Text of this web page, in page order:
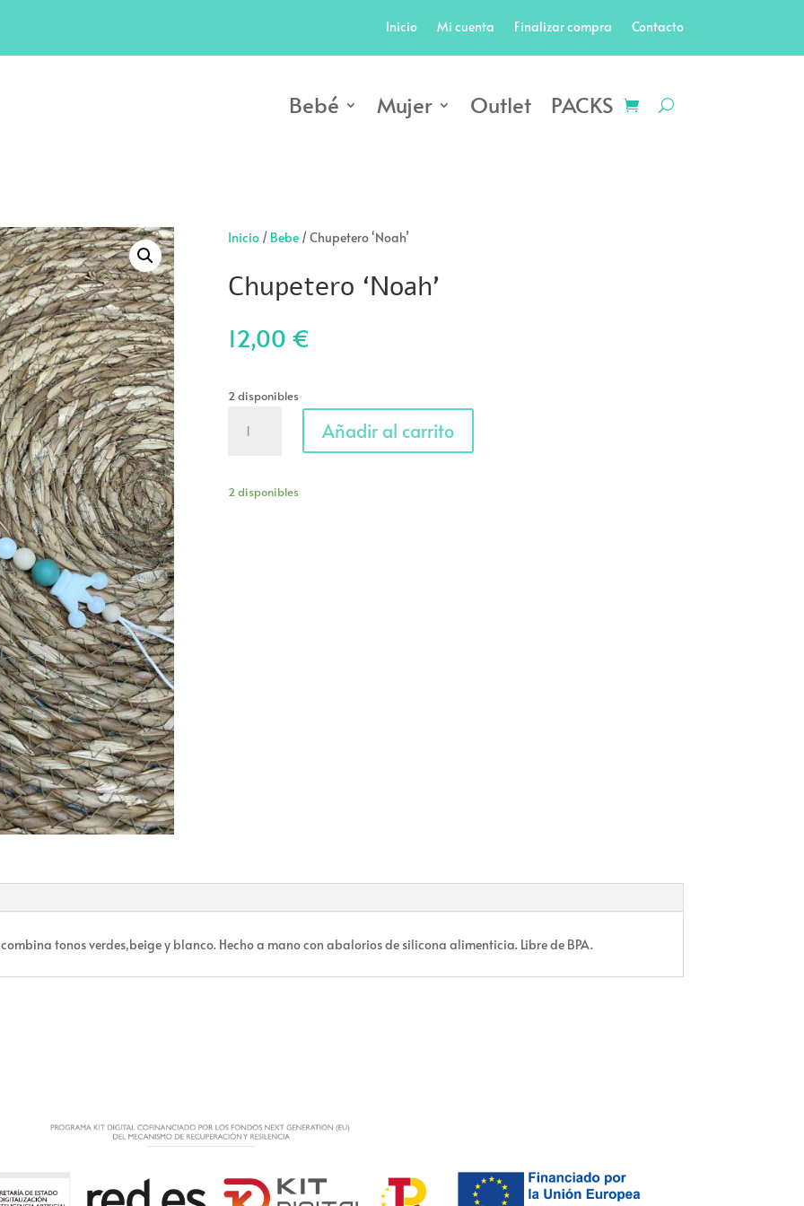
Inicio Mi cuenta Finalizar compra Contacto
Bebé Mujer Outlet PACKS
Inicio/ Bebe/ Chupetero ‘Noah’
Chupetero ‘Noah’
12,00 €
2 disponibles
'Noah'
Añadir al carrito
2 disponibles
tonos verdes,beige y blanco. Hecho a mano con abalorios de silicona alimenticia. Libre de BPA.